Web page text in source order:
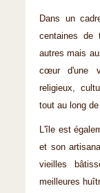
Dans un
centaines de
autres mais
cœur d'une
religieux,
tout au long de
L'île est
et son
vieilles
meilleures